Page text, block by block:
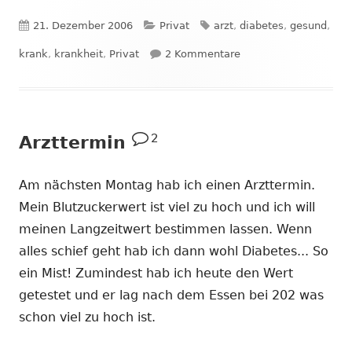
Veröffentlicht
am
21. Dezember 2006 Kategorien
Privat Schlagwörter
arzt, diabetes, gesund ,
krank, krankheit, Privat 2 Kommentarezu Update: Arzttermin
Arzttermin 2
Am nächsten Montag hab ich einen Arzttermin.
Mein Blutzuckerwert ist viel zu hoch und ich will
meinen Langzeitwert bestimmen lassen. Wenn
alles schief geht hab ich dann wohl Diabetes... So
ein Mist! Zumindest hab ich heute den Wert
getestet und er lag nach dem Essen bei 202 was
schon viel zu hoch ist.